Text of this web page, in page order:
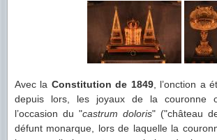
Avec la Constitution de 1849, l’onction a
depuis lors, les joyaux de la couronne
l’occasion du "castrum doloris" ("château
défunt monarque, lors de laquelle la